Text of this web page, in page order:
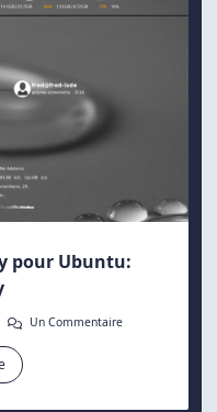
pour Ubuntu:
Un CommentaireSur